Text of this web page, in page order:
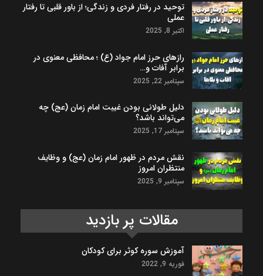
توحید در رفتار فردی و زندگی؛ از باور قلبی تا رفتار
عملی
اکتبر 8, 2025
رازهای حرز امام جواد (ع) ؛ محافظی معنوی در
برابر آفات و…
سپتامبر 22, 2025
دلیل طولانی بودن غیبت امام زمان (عج) چه
می‌تواند باشد؟
سپتامبر 17, 2025
نقش مردم در ظهور امام زمان (عج) و وظایف
منتظران امروز
سپتامبر 9, 2025
مقالات پر بازدید
آموزش سوره کوثر برای کودکان
فوریه 9, 2022